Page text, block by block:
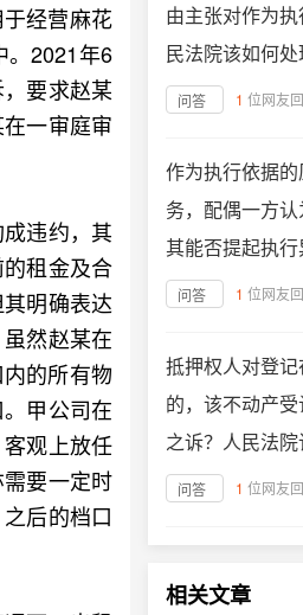
经营麻花
。2021年6
要求赵某
一审庭审
违约，其
租金及合
明确表达
然赵某在
的所有物
甲公司在
观上放任
要一定时
后的档口
由主张对作为
民法院该如何处
问答 1 位网友
作为执行依据
务，配偶一方认
其能否提起执行
问答 1 位网友
抵押权人对登
的，该不动产
之诉？人民法院
问答 1 位网友
相关文章